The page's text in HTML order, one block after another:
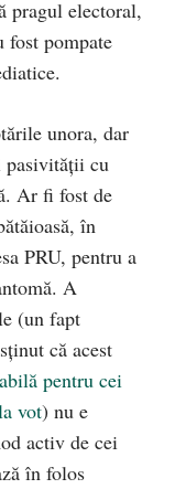
pragul electoral,
fost pompate
unora, dar
pasivităţii cu
Ar fi fost de
în
PRU, pentru a
A
(un fapt
că acest
pentru cei
vot) nu e
activ de cei
în folos